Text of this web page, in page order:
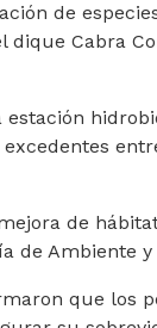
de
dique Cabra
de
de Ambiente
que los